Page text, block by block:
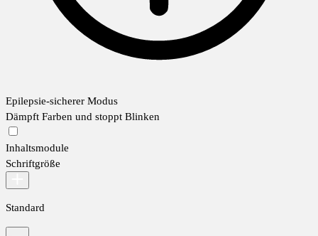
Epilepsie-sicherer Modus
Dämpft Farben und stoppt Blinken
Inhaltsmodule
Schriftgröße
Standard